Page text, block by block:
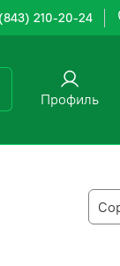
210-20-24
Профиль